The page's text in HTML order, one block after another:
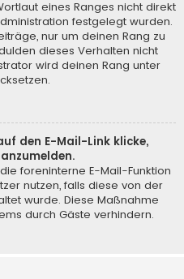
eines Ranges nicht direkt
festgelegt wurden.
nur um deinen Rang zu
dieses Verhalten nicht
wird deinen Rang unter
den E-Mail-Link klicke,
foreninterne E-Mail-Funktion
nutzen, falls diese von der
wurde. Diese Maßnahme
durch Gäste verhindern.